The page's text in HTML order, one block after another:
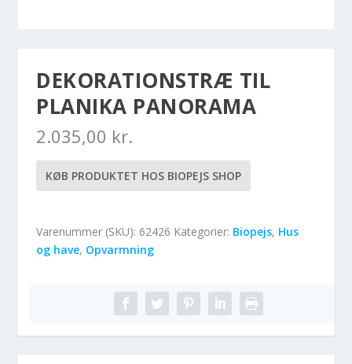
DEKORATIONSTRÆ TIL
PLANIKA PANORAMA
2.035,00 kr.
KØB PRODUKTET HOS BIOPEJS SHOP
Varenummer (SKU): 62426 Kategorier: Biopejs, Hus
og have, Opvarmning